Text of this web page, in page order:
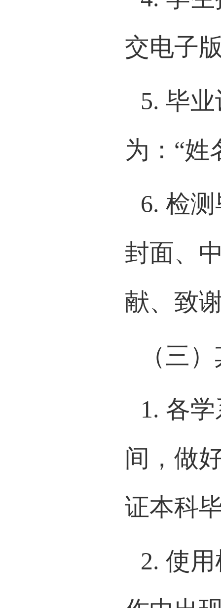
4.学
交电子
5.毕
为：“姓
6.检
封面、
献、致
（三
1. 各
间，做
证本科
2. 使